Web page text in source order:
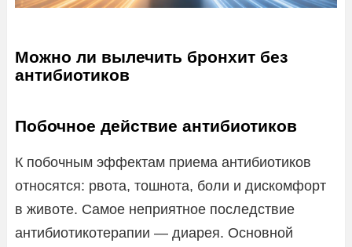
Можно ли вылечить бронхит без
антибиотиков
Побочное действие антибиотиков
К побочным эффектам приема антибиотиков
относятся: рвота, тошнота, боли и дискомфорт
в животе. Самое неприятное последствие
антибиотикотерапии — диарея. Основной